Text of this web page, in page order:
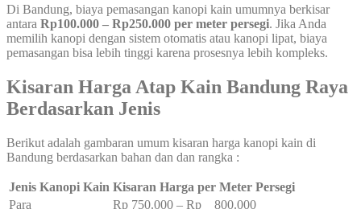
Di Bandung, biaya pemasangan kanopi kain umumnya berkisar
antara Rp100.000 – Rp250.000 per meter persegi. Jika Anda
memilih kanopi dengan sistem otomatis atau kanopi lipat, biaya
pemasangan bisa lebih tinggi karena prosesnya lebih kompleks.
Kisaran Harga Atap Kain Bandung Raya
Berdasarkan Jenis
Berikut adalah gambaran umum kisaran harga kanopi kain di
Bandung berdasarkan bahan dan dan rangka :
Jenis Kanopi Kain Kisaran Harga per Meter Persegi
Para
Rp 750.000 – Rp 800.000